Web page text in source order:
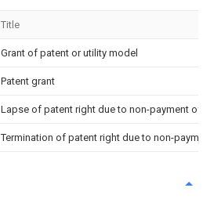
Title
Grant of patent or utility model
Patent grant
Lapse of patent right due to non-payment of
Termination of patent right due to non-